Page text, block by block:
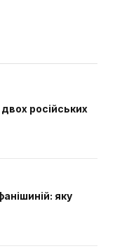
російських
яку